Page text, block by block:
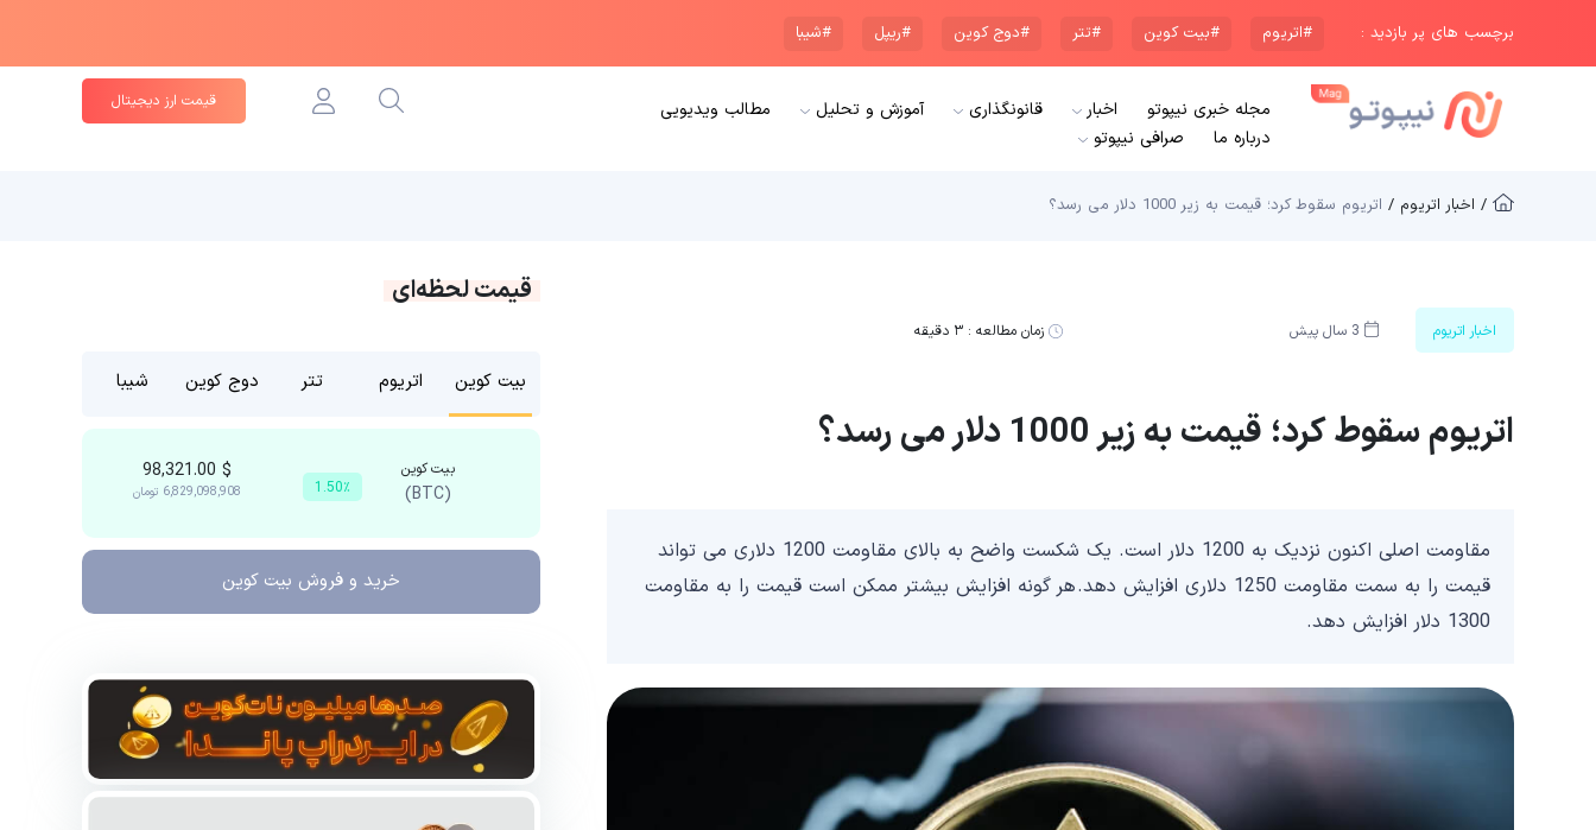
برچسب های پر بازدید : #اتریوم #بیت کوین #تتر #دوج کوین #ریپل #شیبا
مجله خبری نیپوتو اخبار قانونگذاری آموزش و تحلیل
مطالب ویدیویی
درباره ما
صرافی نیپوتو
قیمت ارز دیجیتال
/ اخبار اتریوم / اتریوم سقوط کرد؛ قیمت به زیر 1000 دلار می رسد؟
اخبار اتریوم 3 سال پیش زمان مطالعه :۳ دقیقه
اتریوم سقوط کرد؛ قیمت به زیر 1000 دلار می رسد؟
مقاومت اصلی اکنون نزدیک به 1200 دلار است. یک شکست واضح به بالای مقاومت 1200 دلاری می تواند
قیمت را به سمت مقاومت 1250 دلاری افزایش دهد. هر گونه افزایش بیشتر ممکن است قیمت را به مقاومت
1300 دلار افزایش دهد.
قیمت لحظه‌ای
بیت کوین اتریوم تتر دوج کوین شیبا
بیت کوین
(BTC) 1.50٪
$
6,829,098,908 تومان
خرید و فروش بیت کوین